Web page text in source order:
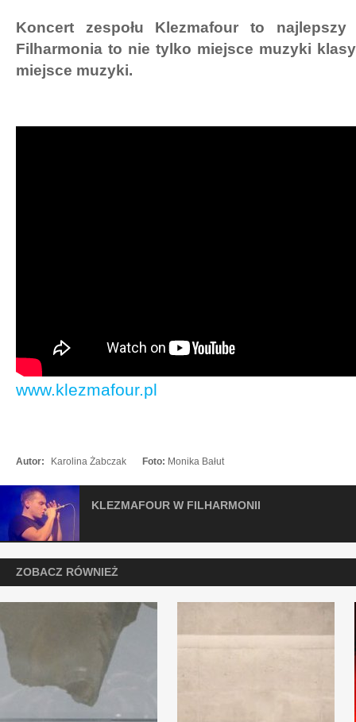
Koncert zespołu Klezmafour to
Filharmonia to nie tylko miejsce muzyki
miejsce muzyki.
www.klezmafour.pl
Autor: Karolina Żabczak Foto: Monika Bałut
KLEZMAFOUR W FILHARMONII
ZOBACZ RÓWNIEŻ